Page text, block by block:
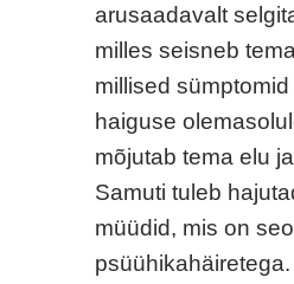
arusaadavalt
milles seisneb
millised
haiguse
mõjutab tema elu
Samuti tuleb
müüdid, mis on
psüühikahäiretega.